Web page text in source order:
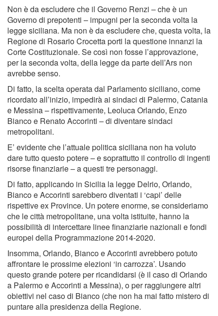
Non è da escludere che il Governo Renzi – che è un
Governo di prepotenti – impugni per la seconda volta la
legge siciliana. Ma non è da escludere che, questa volta, la
Regione di Rosario Crocetta porti la questione innanzi la
Corte Costituzionale. Se così non fosse l’approvazione,
per la seconda volta, della legge da parte dell’Ars non
avrebbe senso.
Di fatto, la scelta operata dal Parlamento siciliano, come
ricordato all’inizio, impedirà ai sindaci di Palermo, Catania
e Messina – rispettivamente, Leoluca Orlando, Enzo
Bianco e Renato Accorinti – di diventare sindaci
metropolitani.
E’ evidente che l’attuale politica siciliana non ha voluto
dare tutto questo potere – e soprattutto il controllo di ingenti
risorse finanziarie – a questi tre personaggi.
Di fatto, applicando in Sicilia la legge Delrio, Orlando,
Bianco e Accorinti sarebbero diventati i ‘capi’ delle
rispettive ex Province. Un potere enorme, se consideriamo
che le città metropolitane, una volta istituite, hanno la
possibilità di intercettare linee finanziarie nazionali e fondi
europei della Programmazione 2014-2020.
Insomma, Orlando, Bianco e Accorinti avrebbero potuto
affrontare le prossime elezioni ‘in carrozza’. Usando
questo grande potere per ricandidarsi (è il caso di Orlando
a Palermo e Accorinti a Messina), o per raggiungere altri
obiettivi nel caso di Bianco (che non ha mai fatto mistero di
puntare alla presidenza della Regione.